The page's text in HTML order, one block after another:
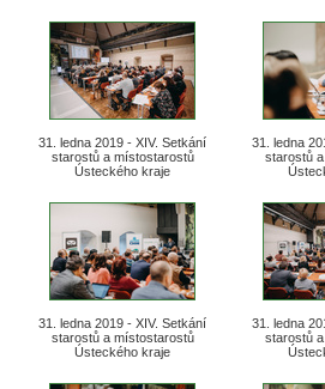
31. ledna 2019 - XIV. Setkání
starostů a místostarostů
Ústeckého kraje
31. ledna
starostů
31. ledna 2019 - XIV. Setkání
starostů a místostarostů
Ústeckého kraje
31. ledna
starostů